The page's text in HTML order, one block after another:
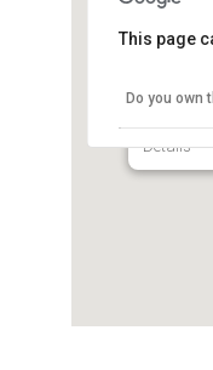
Alte
Details
This page
Do you own